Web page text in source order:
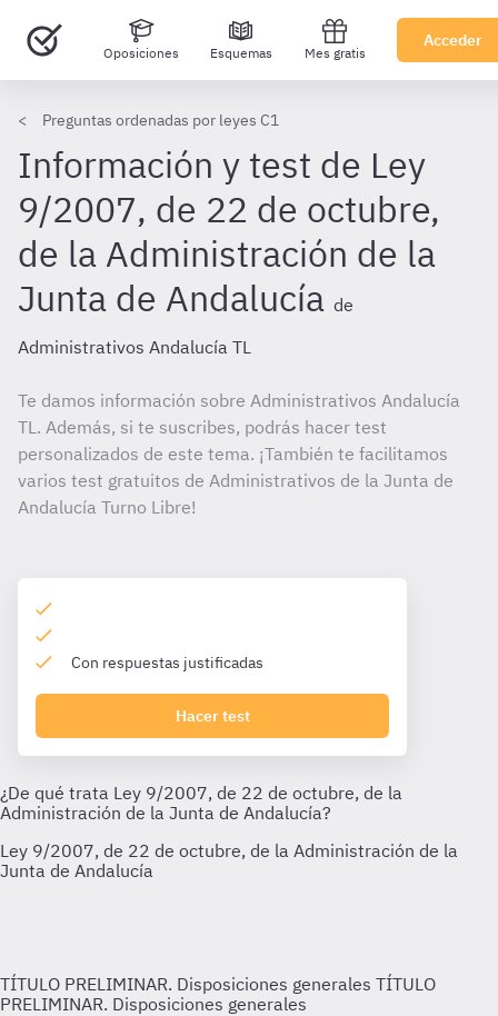
Oposiciones Esquemas Mes gratis
Acceder
Preguntas ordenadas por leyes C1
Información y test de Ley
9/2007, de 22 de octubre,
de la Administración de la
Junta de Andalucía de
Administrativos Andalucía TL
Te damos información sobre Administrativos Andalucía
TL. Además, si te suscribes, podrás hacer test
personalizados de este tema. ¡También te facilitamos
varios test gratuitos de Administrativos de la Junta de
Andalucía Turno Libre!
Con respuestas justificadas
Hacer test
TÍTULO PRELIMINAR. Disposiciones generales TÍTULO
PRELIMINAR. Disposiciones generales